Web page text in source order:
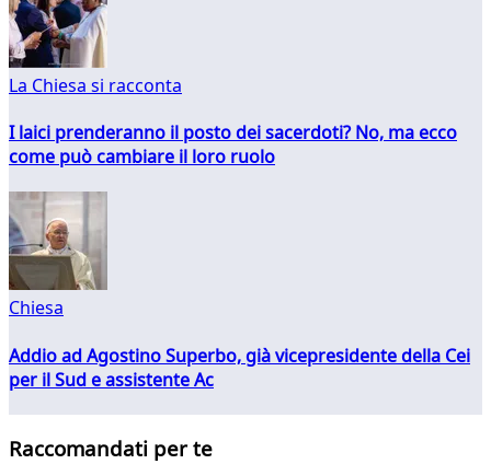
La Chiesa si racconta
I laici prenderanno il posto dei sacerdoti? No, ma ecco
come può cambiare il loro ruolo
Chiesa
Addio ad Agostino Superbo, già vicepresidente della Cei
per il Sud e assistente Ac
Raccomandati per te